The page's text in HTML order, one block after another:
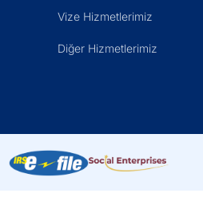
Vize Hizmetlerimiz
Diğer Hizmetlerimiz